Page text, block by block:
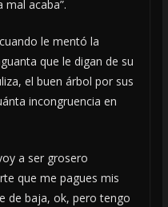
acaba”.
le mentó la
que le digan de su
el buen árbol por sus
incongruencia en
a ser grosero
que me pagues mis
de baja, ok, pero tengo